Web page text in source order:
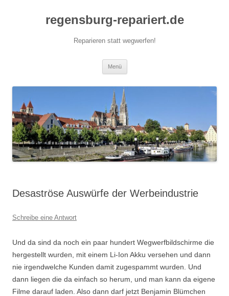
regensburg-repariert.de
Reparieren statt wegwerfen!
Menü
Desaströse Auswürfe der Werbeindustrie
Schreibe eine Antwort
Und da sind da noch ein paar hundert Wegwerfbildschirme die
hergestellt wurden, mit einem Li-Ion Akku versehen und dann
nie irgendwelche Kunden damit zugespammt wurden. Und
dann liegen die da einfach so herum, und man kann da eigene
Filme darauf laden. Also dann darf jetzt Benjamin Blümchen